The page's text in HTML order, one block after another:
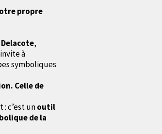
propre
,
à
symboliques
Celle de
c’est unoutil
de la